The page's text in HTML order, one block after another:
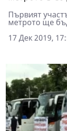
Първият
метрото ще
17 Дек 2019,